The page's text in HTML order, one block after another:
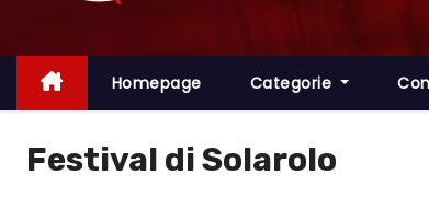
n
e
Homepage Categorie
Festival di Solarolo